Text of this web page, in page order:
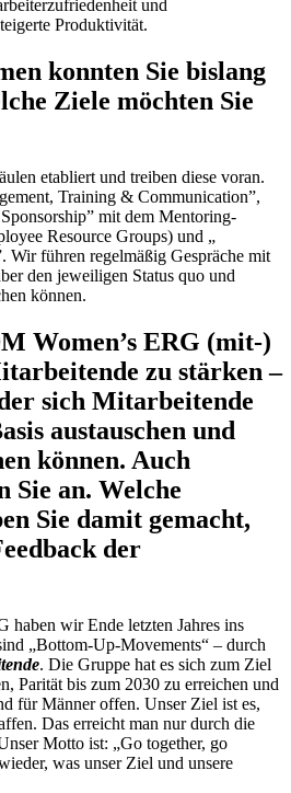
und
Produktivität.
konnten Sie bislang
Ziele möchten Sie
etabliert und treiben diese voran.
Training & Communication”,
mit dem Mentoring-
Resource Groups) und „
Wir führen regelmäßig Gespräche mit
den jeweiligen Status quo und
können.
Women’s ERG (mit-)
zu stärken –
sich Mitarbeitende
austauschen und
können. Auch
Sie an. Welche
Sie damit gemacht,
der
haben wir Ende letzten Jahres ins
„Bottom-Up-Movements“ – durch
. Die Gruppe hat es sich zum Ziel
Parität bis zum 2030 zu erreichen und
für Männer offen. Unser Ziel ist es,
Das erreicht man nur durch die
Motto ist: „Go together, go
was unser Ziel und unsere